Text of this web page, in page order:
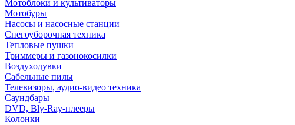
Мотоблоки и культиваторы
Мотобуры
Насосы и насосные станции
Снегоуборочная техника
Тепловые пушки
Триммеры и газонокосилки
Воздуходувки
Сабельные пилы
Телевизоры, аудио-видео техника
Саундбары
DVD, Bly-Ray-плееры
Колонки